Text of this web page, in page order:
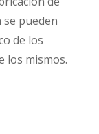
pueden
de los
los mismos.